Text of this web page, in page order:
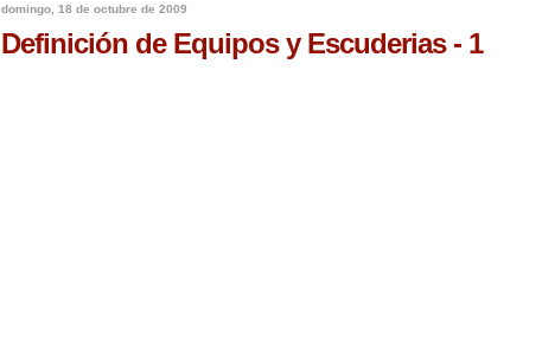
domingo, 18 de octubre de 2009
Definición de Equipos y Escuderias - 1